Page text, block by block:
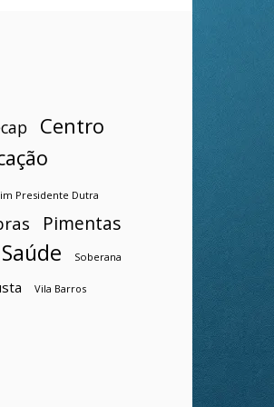
Centro
Presidente Dutra
Pimentas
Saúde Soberana
Vila Barros